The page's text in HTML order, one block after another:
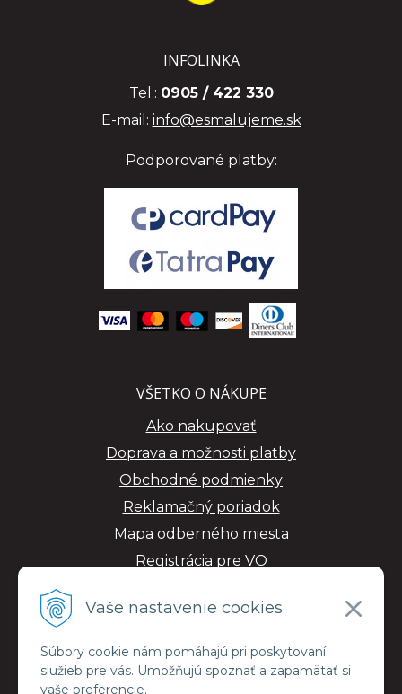
Vaše nastavenie cookies
Súbory cookie nám pomáhajú pri poskytovaní
služieb pre vás. Umožňujú spoznať a zapamätať si
vaše preferencie.
INFOLINKA
Tel.: 0905 / 422 330
E-mail: info@esmalujeme.sk
Podporované platby:
VŠETKO O NÁKUPE
Ako nakupovať
Doprava a možnosti platby
Obchodné podmienky
Reklamačný poriadok
Mapa odberného miesta
Registrácia pre VO